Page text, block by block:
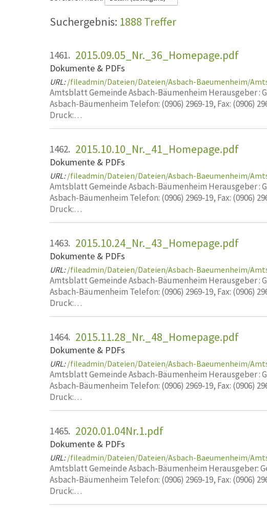
1888 Treffer
1461. 2015.09.05_Nr._36_Homepage.pdf
Dokumente & PDFs
URL: /fileadmin/Dateien/Dateien/Asbach-Baeumenheim/
Amtsblatt Gemeinde Asbach-Bäumenheim Herausgeber :
Asbach-Bäumenheim Telefon: (0906) 2969-19, Fax: (0906)
Druck:…
1462. 2015.10.10_Nr._41_Homepage.pdf
Dokumente & PDFs
URL: /fileadmin/Dateien/Dateien/Asbach-Baeumenheim/
Amtsblatt Gemeinde Asbach-Bäumenheim Herausgeber :
Asbach-Bäumenheim Telefon: (0906) 2969-19, Fax: (0906)
Druck:…
1463. 2015.10.24_Nr._43_Homepage.pdf
Dokumente & PDFs
URL: /fileadmin/Dateien/Dateien/Asbach-Baeumenheim/
Amtsblatt Gemeinde Asbach-Bäumenheim Herausgeber :
Asbach-Bäumenheim Telefon: (0906) 2969-19, Fax: (0906)
Druck:…
1464. 2015.11.28_Nr._48_Homepage.pdf
Dokumente & PDFs
URL: /fileadmin/Dateien/Dateien/Asbach-Baeumenheim/
Amtsblatt Gemeinde Asbach-Bäumenheim Herausgeber :
Asbach-Bäumenheim Telefon: (0906) 2969-19, Fax: (0906)
Druck:…
1465. 2020.01.04Nr.1.pdf
Dokumente & PDFs
URL: /fileadmin/Dateien/Dateien/Asbach-Baeumenheim/
Amtsblatt Gemeinde Asbach-Bäumenheim Herausgeber:
Asbach-Bäumenheim Telefon: (0906) 2969-19, Fax: (0906)
Druck:…